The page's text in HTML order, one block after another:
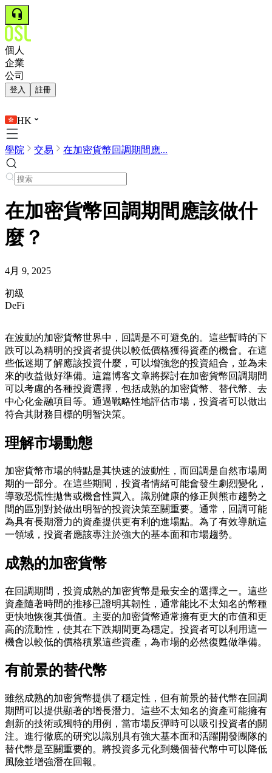
個人
企業
公司
登入 註冊
HK
學院 交易 在加密貨幣回調期間應...
在加密貨幣回調期間應該做什
麼？
4月 9, 2025
初級
DeFi
在波動的加密貨幣世界中，回調是不可避免的。這些暫時的下
跌可以為精明的投資者提供以較低價格獲得資產的機會。在這
些低迷期了解應該投資什麼，可以增強您的投資組合，並為未
來的收益做好準備。這篇博客文章將探討在加密貨幣回調期間
可以考慮的各種投資選擇，包括成熟的加密貨幣、替代幣、去
中心化金融項目等。通過戰略性地評估市場，投資者可以做出
符合其財務目標的明智決策。
理解市場動態
加密貨幣市場的特點是其快速的波動性，而回調是自然市場周
期的一部分。在這些期間，投資者情緒可能會發生劇烈變化，
導致恐慌性拋售或機會性買入。識別健康的修正與熊市趨勢之
間的區別對於做出明智的投資決策至關重要。通常，回調可能
為具有長期潛力的資產提供更有利的進場點。為了有效導航這
一領域，投資者應該專注於強大的基本面和市場趨勢。
成熟的加密貨幣
在回調期間，投資成熟的加密貨幣是最安全的選擇之一。這些
資產隨著時間的推移已證明其韌性，通常能比不太知名的幣種
更快地恢復其價值。主要的加密貨幣通常擁有更大的市值和更
高的流動性，使其在下跌期間更為穩定。投資者可以利用這一
機會以較低的價格積累這些資產，為市場的必然復甦做準備。
有前景的替代幣
雖然成熟的加密貨幣提供了穩定性，但有前景的替代幣在回調
期間可以提供顯著的增長潛力。這些不太知名的資產可能擁有
創新的技術或獨特的用例，當市場反彈時可以吸引投資者的關
注。進行徹底的研究以識別具有強大基本面和活躍開發團隊的
替代幣是至關重要的。將投資多元化到幾個替代幣中可以降低
風險並增強潛在回報。